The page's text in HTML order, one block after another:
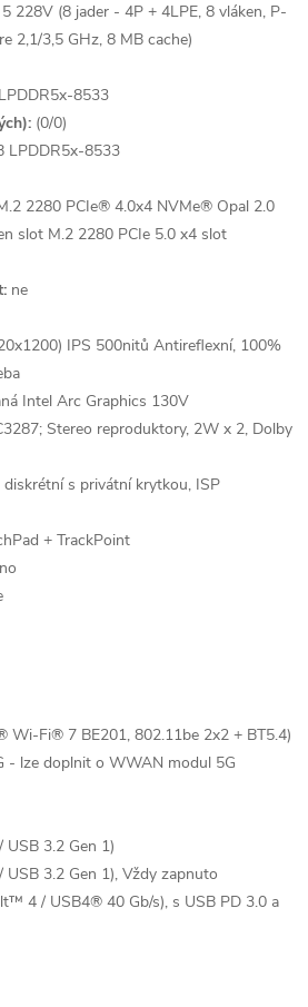
228V (8 jader - 4P + 4LPE, 8 vláken, P-
2,1/3,5 GHz, 8 MB cache)
8533
(0/0)
LPDDR5x-8533
2280 PCIe® 4.0x4 NVMe® Opal 2.0
slot M.2 2280 PCIe 5.0 x4 slot
ne
IPS 500nitů Antireflexní, 100%
Intel Arc Graphics 130V
Stereo reproduktory, 2W x 2, Dolby
diskrétní s privátní krytkou, ISP
+ TrackPoint
Fi® 7 BE201, 802.11be 2x2 + BT5.4)
- lze doplnit o WWAN modul 5G
3.2 Gen 1)
3.2 Gen 1), Vždy zapnuto
4 / USB4® 40 Gb/s), s USB PD 3.0 a